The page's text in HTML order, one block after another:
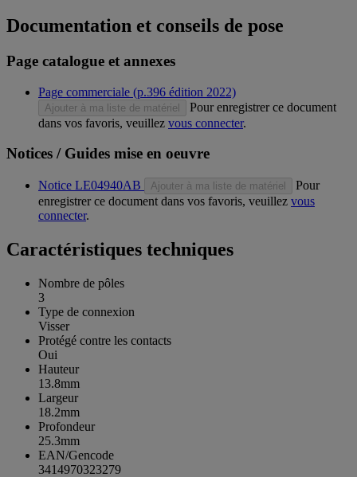
Documentation et conseils de pose
Page catalogue et annexes
Page commerciale (p.396 édition 2022)
Ajouter à ma liste de matériel
Pour enregistrer ce document
dans vos favoris, veuillez vous connecter.
Notices / Guides mise en oeuvre
Notice LE04940AB Ajouter à ma liste de matériel
Pour
enregistrer ce document dans vos favoris, veuillez vous
connecter.
Caractéristiques techniques
Nombre de pôles
3
Type de connexion
Visser
Protégé contre les contacts
Oui
Hauteur
13.8mm
Largeur
18.2mm
Profondeur
25.3mm
EAN/Gencode
3414970323279